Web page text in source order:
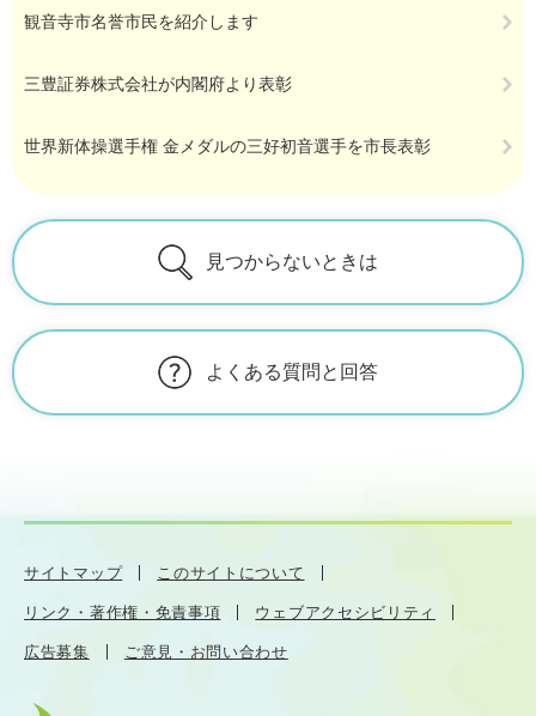
観音寺市名誉市民を紹介します
三豊証券株式会社が内閣府より表彰
世界新体操選手権 金メダルの三好初音選手を市長表彰
見つからないときは
よくある質問と回答
サイトマップ このサイトについて
リンク・著作権・免責事項 ウェブアクセシビリティ
広告募集 ご意見・お問い合わせ